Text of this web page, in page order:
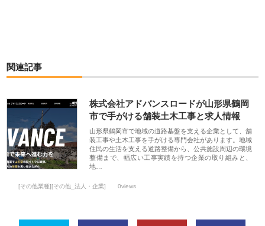
関連記事
株式会社アドバンスロードが山形県鶴岡
市で手がける舗装土木工事と求人情報
山形県鶴岡市で地域の道路基盤を支える企業として、舗
装工事や土木工事を手がける専門会社があります。地域
住民の生活を支える道路整備から、公共施設周辺の環境
整備まで、幅広い工事実績を持つ企業の取り組みと、
地…
[その他業種][その他_法人・企業] 0views